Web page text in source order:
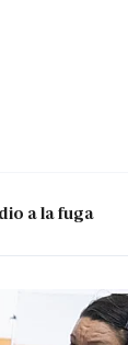
a la fuga